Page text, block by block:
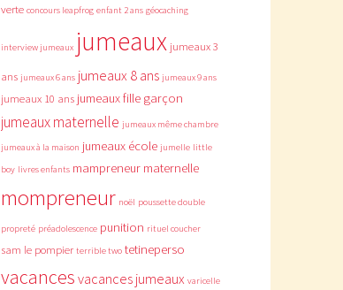
verte concours leapfrog enfant 2 ans géocaching
interview jumeaux jumeaux jumeaux 3
ans jumeaux 6 ans jumeaux 8 ans jumeaux 9 ans
jumeaux 10 ans jumeaux fille garçon
jumeaux maternelle jumeaux même chambre
jumeaux à la maison jumeaux école jumelle little
boy livres enfants mampreneur maternelle
mompreneur noël poussette double
propreté préadolescence punition rituel coucher
sam le pompier terrible two tetineperso
vacances vacances jumeaux varicelle